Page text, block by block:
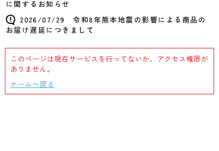
に関するお知らせ
2026/07/29 令和8年熊本地震の影響による商品の
お届け遅延につきまして
このページは現在サービスを行ってないか、アクセス権限が
ありません。
ホームへ戻る